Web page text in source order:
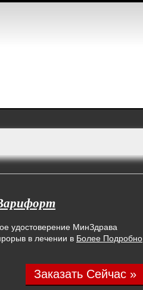
удостоверение МинЗдрава
в лечении в Более Подробно
Заказать Сейчас »